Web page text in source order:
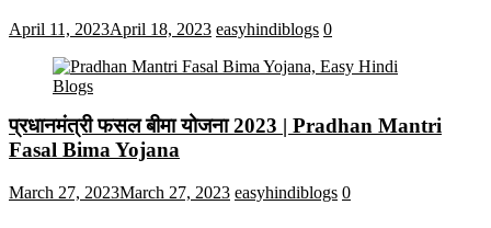
April 11, 2023April 18, 2023 easyhindiblogs 0
प्रधानमंत्री फसल बीमा योजना 2023 | Pradhan Mantri
Fasal Bima Yojana
March 27, 2023March 27, 2023 easyhindiblogs 0